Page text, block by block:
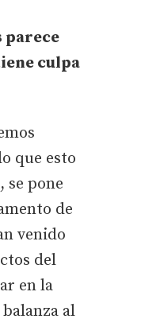
parece
culpa
que esto
se pone
de
venido
del
en la
al